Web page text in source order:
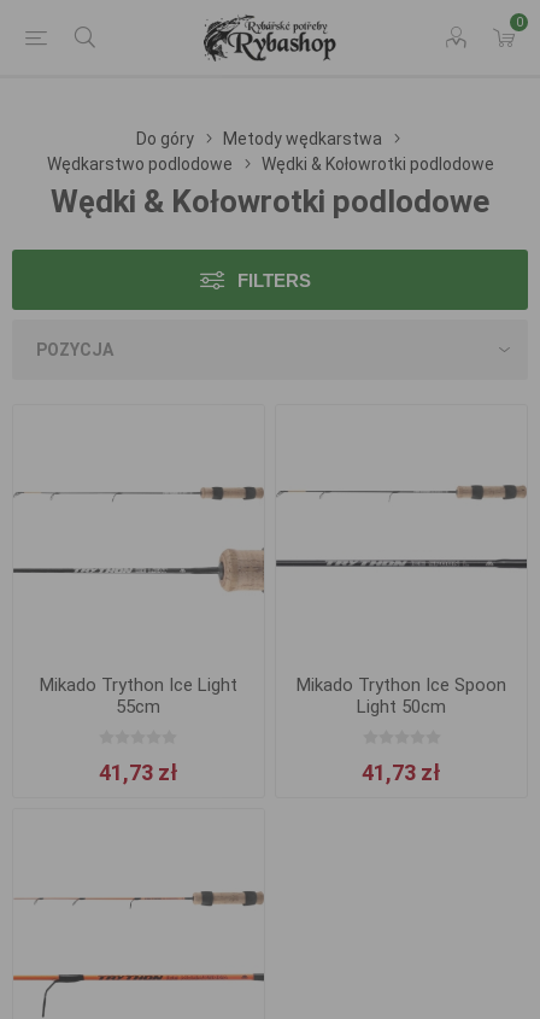
0
Do góry
Metody wędkarstwa
Wędkarstwo podlodowe
Wędki & Kołowrotki podlodowe
Wędki & Kołowrotki podlodowe
FILTERS
Mikado Trython Ice Light
55cm
41,73 zł
Mikado Trython Ice Spoon
Light 50cm
41,73 zł